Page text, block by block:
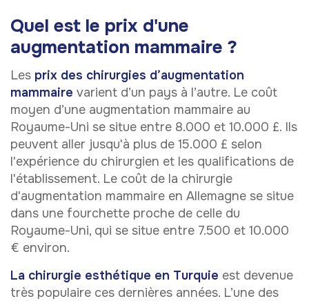
Quel est le prix d'une
augmentation mammaire ?
Les prix des chirurgies d’augmentation
mammaire varient d’un pays à l’autre. Le coût
moyen d’une augmentation mammaire au
Royaume-Uni se situe entre 8.000 et 10.000 £. Ils
peuvent aller jusqu'à plus de 15.000 £ selon
l'expérience du chirurgien et les qualifications de
l'établissement. Le coût de la chirurgie
d'augmentation mammaire en Allemagne se situe
dans une fourchette proche de celle du
Royaume-Uni, qui se situe entre 7.500 et 10.000
€ environ.
La chirurgie esthétique en Turquie est devenue
très populaire ces dernières années. L’une des